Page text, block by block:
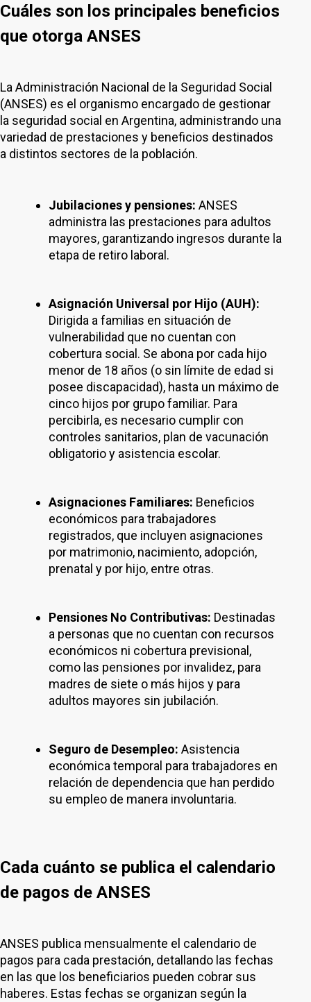
Cuáles son los principales beneficios
que otorga ANSES
La Administración Nacional de la Seguridad Social
(ANSES) es el organismo encargado de gestionar
la seguridad social en Argentina, administrando una
variedad de prestaciones y beneficios destinados
a distintos sectores de la población.
Jubilaciones y pensiones: ANSES
administra las prestaciones para adultos
mayores, garantizando ingresos durante la
etapa de retiro laboral.
Asignación Universal por Hijo (AUH):
Dirigida a familias en situación de
vulnerabilidad que no cuentan con
cobertura social. Se abona por cada hijo
menor de 18 años (o sin límite de edad si
posee discapacidad), hasta un máximo de
cinco hijos por grupo familiar. Para
percibirla, es necesario cumplir con
controles sanitarios, plan de vacunación
obligatorio y asistencia escolar.
Asignaciones Familiares: Beneficios
económicos para trabajadores
registrados, que incluyen asignaciones
por matrimonio, nacimiento, adopción,
prenatal y por hijo, entre otras.
Pensiones No Contributivas: Destinadas
a personas que no cuentan con recursos
económicos ni cobertura previsional,
como las pensiones por invalidez, para
madres de siete o más hijos y para
adultos mayores sin jubilación.
Seguro de Desempleo: Asistencia
económica temporal para trabajadores en
relación de dependencia que han perdido
su empleo de manera involuntaria.
Cada cuánto se publica el calendario
de pagos de ANSES
ANSES publica mensualmente el calendario de
pagos para cada prestación, detallando las fechas
en las que los beneficiarios pueden cobrar sus
haberes. Estas fechas se organizan según la